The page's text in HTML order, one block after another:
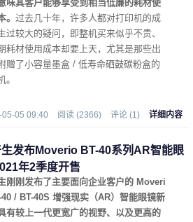
味其客户能够享受到相当低廉的耗材使
。 过去几十年，许多人都对打印机的成
过较大的疑问，即整机买来似乎不贵、
耗材使用成本却要上天，尤其是那些出
赠了小容量墨盒 / 低寿命硒鼓碳粉盒的
。
05 09:40 阅读 (2366) 评论 (1) 详细内容
生发布Moverio BT-40系列AR智能眼
年2季度开售
刚刚发布了主要面向企业客户的 Moveri
/ BT-40S 增强现实（AR）智能眼镜新
有较上一代更宽广的视野、以及更高的